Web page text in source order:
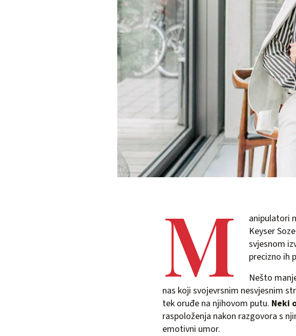
M
anipulatori
Keyser
svjesnom
precizno ih
Nešto
nas koji svojevrsnim nesvjesnim
tek oruđe na njihovom putu. Neki
raspoloženja nakon razgovora s
emotivni umor.